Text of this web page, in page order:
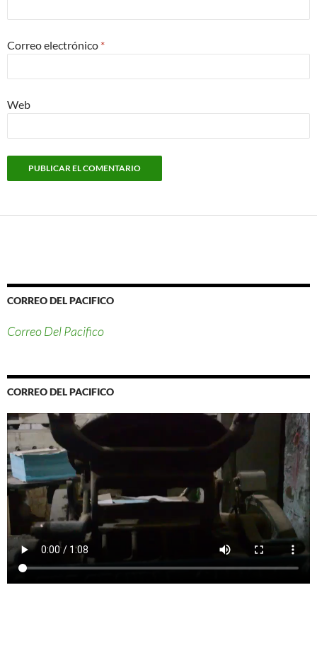
Correo electrónico *
Web
CORREO DEL PACIFICO
Correo Del Pacifico
CORREO DEL PACIFICO